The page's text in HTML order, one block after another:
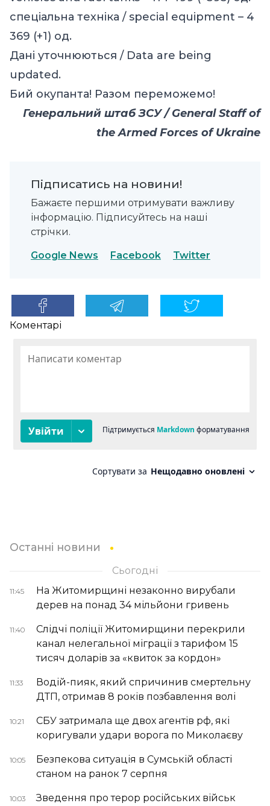
спеціальна техніка / special equipment – 4
369 (+1) од.
Дані уточнюються / Data are being
updated.
Бий окупанта! Разом переможемо!
Генеральний штаб ЗСУ / General Staff of
the Armed Forces of Ukraine
Підписатись на новини!
Бажаєте першими отримувати важливу
інформацію. Підписуйтесь на наші
стрічки.
Google News Facebook Twitter
Коментарі
Останні новини
Сьогодні
11:45
На Житомирщині незаконно вирубали
дерев на понад 34 мільйони гривень
11:40
Слідчі поліції Житомирщини перекрили
канал нелегальної міграції з тарифом 15
тисяч доларів за «квиток за кордон»
11:33
Водій-пияк, який спричинив смертельну
ДТП, отримав 8 років позбавлення волі
10:21
СБУ затримала ще двох агентів рф, які
коригували удари ворога по Миколаєву
10:05
Безпекова ситуація в Сумській області
станом на ранок 7 серпня
10:03 Зведення про терор російських військ